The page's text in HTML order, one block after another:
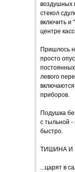
воздушных
стекол
включить и
центре
Пришлось
просто
левого
приборов.
Подушка
с тыльной
быстро.
ТИШИНА И
...царят в